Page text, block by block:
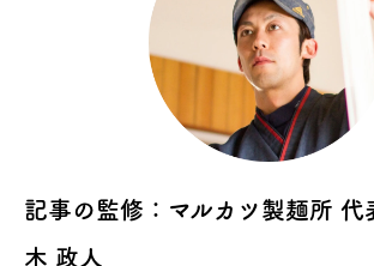
記事の監修：マルカツ製麺所
木 政人